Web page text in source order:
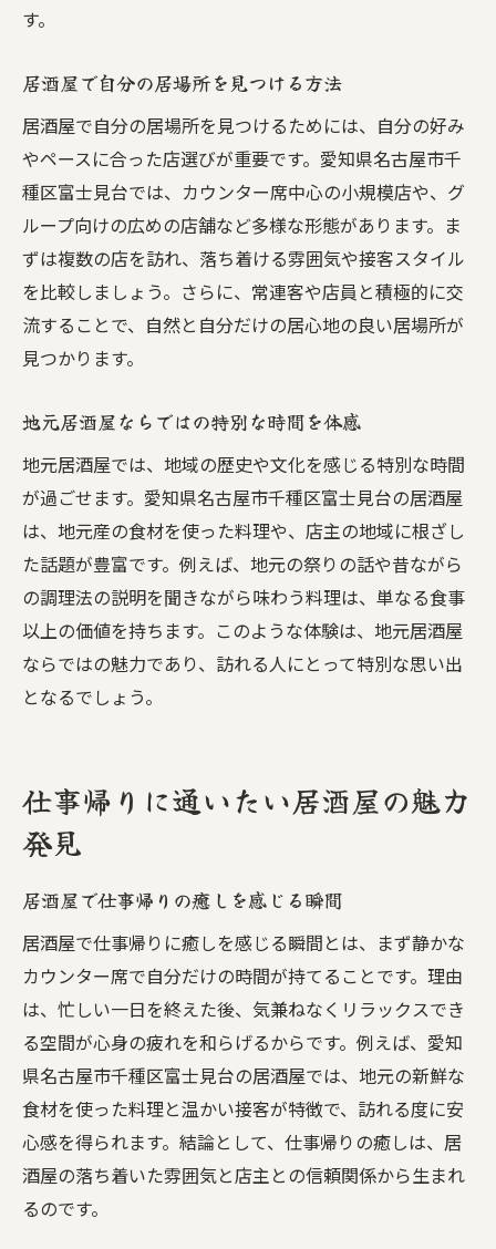
す。
居酒屋で自分の居場所を見つける方法
居酒屋で自分の居場所を見つけるためには、自分の好み
やペースに合った店選びが重要です。愛知県名古屋市千
種区富士見台では、カウンター席中心の小規模店や、グ
ループ向けの広めの店舗など多様な形態があります。ま
ずは複数の店を訪れ、落ち着ける雰囲気や接客スタイル
を比較しましょう。さらに、常連客や店員と積極的に交
流することで、自然と自分だけの居心地の良い居場所が
見つかります。
地元居酒屋ならではの特別な時間を体感
地元居酒屋では、地域の歴史や文化を感じる特別な時間
が過ごせます。愛知県名古屋市千種区富士見台の居酒屋
は、地元産の食材を使った料理や、店主の地域に根ざし
た話題が豊富です。例えば、地元の祭りの話や昔ながら
の調理法の説明を聞きながら味わう料理は、単なる食事
以上の価値を持ちます。このような体験は、地元居酒屋
ならではの魅力であり、訪れる人にとって特別な思い出
となるでしょう。
仕事帰りに通いたい居酒屋の魅力
発見
居酒屋で仕事帰りの癒しを感じる瞬間
居酒屋で仕事帰りに癒しを感じる瞬間とは、まず静かな
カウンター席で自分だけの時間が持てることです。理由
は、忙しい一日を終えた後、気兼ねなくリラックスでき
る空間が心身の疲れを和らげるからです。例えば、愛知
県名古屋市千種区富士見台の居酒屋では、地元の新鮮な
食材を使った料理と温かい接客が特徴で、訪れる度に安
心感を得られます。結論として、仕事帰りの癒しは、居
酒屋の落ち着いた雰囲気と店主との信頼関係から生まれ
るのです。